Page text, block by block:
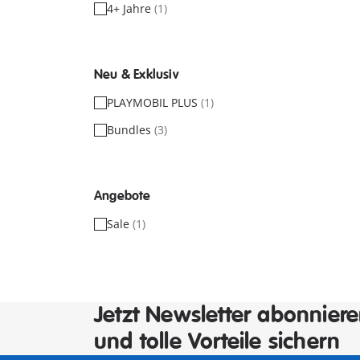
4+ Jahre (1)
Neu & Exklusiv
PLAYMOBIL PLUS (1)
Bundles (3)
Angebote
Sale (1)
Jetzt Newsletter
und tolle Vorteile sichern